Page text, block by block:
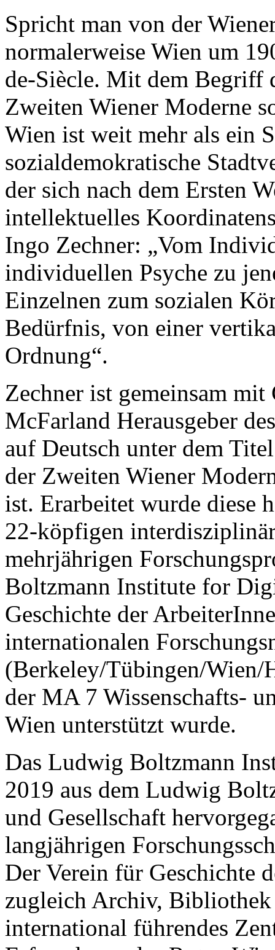
Spricht man von der
normalerweise Wien um
de-Siècle. Mit dem Begriff
Zweiten Wiener Moderne
Wien ist weit mehr als ein
sozialdemokratische
der sich nach dem Ersten
intellektuelles
Ingo Zechner: „Vom
individuellen Psyche zu
Einzelnen zum sozialen
Bedürfnis, von einer
Ordnung“.
Zechner ist gemeinsam
McFarland Herausgeber
auf Deutsch unter dem
der Zweiten Wiener
ist. Erarbeitet wurde diese
22-köpfigen
mehrjährigen
Boltzmann Institute for
Geschichte der
internationalen
(Berkeley/Tübingen/Wien/
der MA 7 Wissenschafts-
Wien unterstützt wurde.
Das Ludwig Boltzmann
2019 aus dem Ludwig
und Gesellschaft
langjährigen
Der Verein für Geschichte
zugleich Archiv,
international führendes